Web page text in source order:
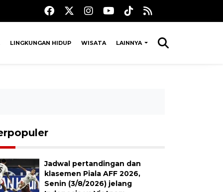
LINGKUNGAN HIDUP WISATA LAINNYA
Jadwal pertandingan dan
klasemen Piala AFF 2026,
Senin (3/8/2026) jelang